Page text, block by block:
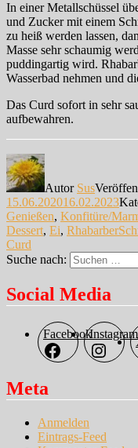
In einer Metallschüssel
und Zucker mit einem
zu heiß werden lassen,
Masse sehr schaumig
puddingartig wird.
Wasserbad nehmen und
Das Curd sofort in sehr
aufbewahren.
Autor Sus
15.06.202016.02.2023
Genießen, Konfitüre/
Dessert, Ei, Rhabarber
Curd
Suche nach:
Social Media
FacebookInstagram
Meta
Anmelden
Eintrags-Feed